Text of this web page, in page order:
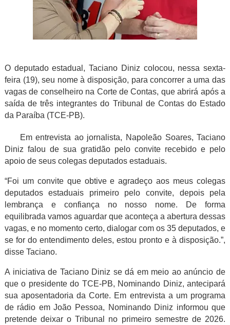
O deputado estadual, Taciano Diniz colocou, nessa sexta-
feira (19), seu nome à disposição, para concorrer a uma das
vagas de conselheiro na Corte de Contas, que abrirá após a
saída de três integrantes do Tribunal de Contas do Estado
da Paraíba (TCE-PB).
Em entrevista ao jornalista, Napoleão Soares, Taciano
Diniz falou de sua gratidão pelo convite recebido e pelo
apoio de seus colegas deputados estaduais.
“Foi um convite que obtive e agradeço aos meus colegas
deputados estaduais primeiro pelo convite, depois pela
lembrança e confiança no nosso nome. De forma
equilibrada vamos aguardar que aconteça a abertura dessas
vagas, e no momento certo, dialogar com os 35 deputados, e
se for do entendimento deles, estou pronto e à disposição.”,
disse Taciano.
A iniciativa de Taciano Diniz se dá em meio ao anúncio de
que o presidente do TCE-PB, Nominando Diniz, antecipará
sua aposentadoria da Corte. Em entrevista a um programa
de rádio em João Pessoa, Nominando Diniz informou que
pretende deixar o Tribunal no primeiro semestre de 2026.